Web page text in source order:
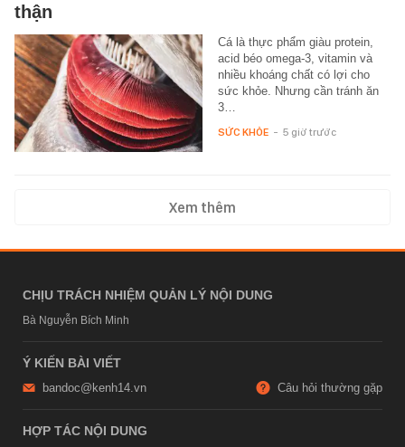
thận
Cá là thực phẩm giàu protein,
acid béo omega-3, vitamin và
nhiều khoáng chất có lợi cho
sức khỏe. Nhưng cần tránh ăn
3…
SỨC KHỎE - 5 giờ trước
Xem thêm
CHỊU TRÁCH NHIỆM QUẢN LÝ NỘI DUNG
Bà Nguyễn Bích Minh
Ý KIẾN BÀI VIẾT
bandoc@kenh14.vn Câu hỏi thường gặp
HỢP TÁC NỘI DUNG